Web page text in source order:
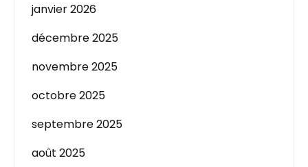
janvier 2026
décembre 2025
novembre 2025
octobre 2025
septembre 2025
août 2025